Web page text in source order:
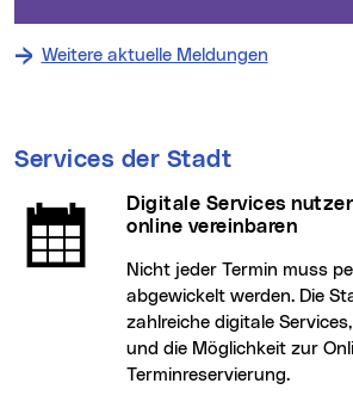
Weitere aktuelle Meldungen
Services der Stadt
Digitale Services nutzen und Termine
online vereinbaren
Nicht jeder Termin muss persönlich
abgewickelt werden. Die
zahlreiche digitale
und die Möglichkeit zur
Terminreservierung.